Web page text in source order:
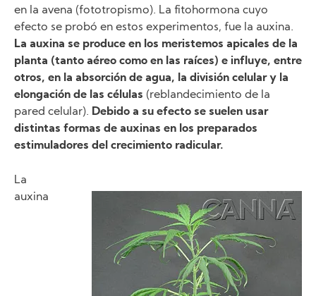
en la avena (fototropismo). La fitohormona cuyo
efecto se probó en estos experimentos, fue la auxina.
La auxina se produce en los meristemos apicales de la
planta (tanto aéreo como en las raíces) e influye, entre
otros, en la absorción de agua, la división celular y la
elongación de las células (reblandecimiento de la
pared celular). Debido a su efecto se suelen usar
distintas formas de auxinas en los preparados
estimuladores del crecimiento radicular.
La
auxina